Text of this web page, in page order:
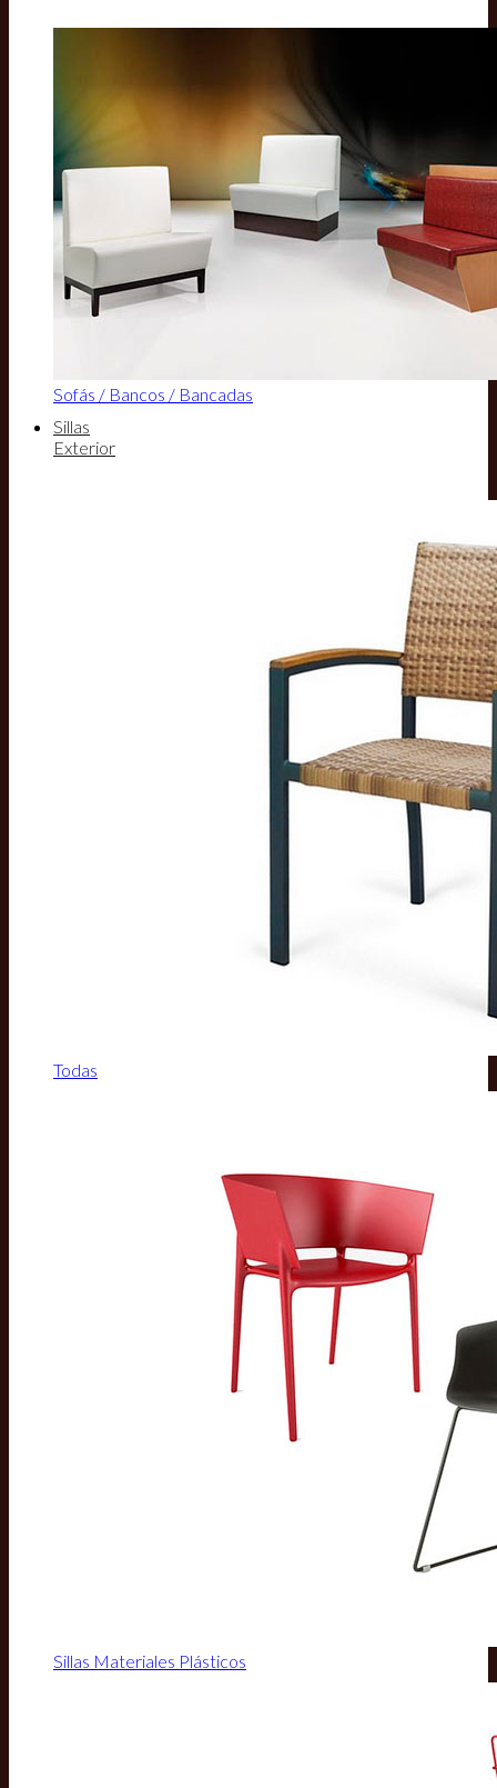
Sofás / Bancos / Bancadas
Sillas
Exterior
Todas
Sillas Materiales Plásticos